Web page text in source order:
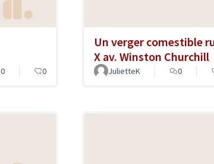
0 0
Un verger comestible
X av. Winston Churchill
JulietteK 0